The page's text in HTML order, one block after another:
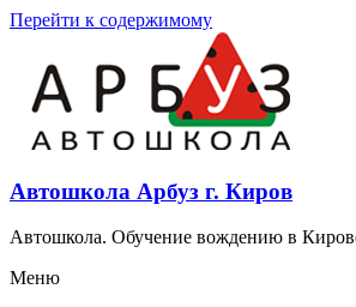
Перейти к содержимому
Автошкола Арбуз г. Киров
Автошкола. Обучение вождению в
Меню